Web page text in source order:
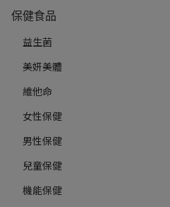
保健食品
益生菌
美妍美體
維他命
女性保健
男性保健
兒童保健
機能保健